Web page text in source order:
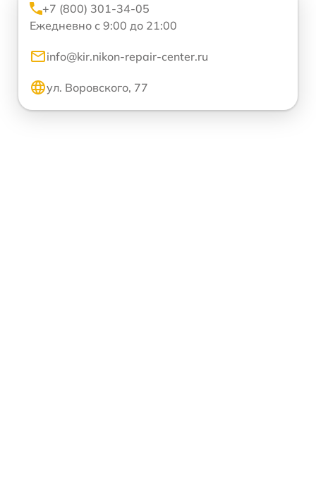
+7 (800) 301-34-05
Ежедневно с 9:00 до 21:00
info@kir.nikon-repair-center.ru
ул. Воровского, 77